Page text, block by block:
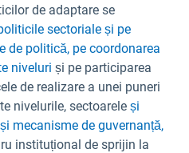
de adaptare se
sectoriale și pe
de politică, pe coordonarea
niveluri și pe participarea
de realizare a unei puneri
nivelurile, sectoarele și
mecanisme de guvernanță,
instituțional de sprijin la